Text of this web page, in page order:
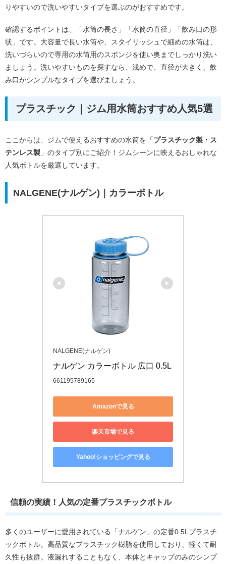
りやすいので洗いやすいタイプを選ぶのがおすすめです。
確認するポイントは、「水筒の長さ」「水筒の直径」「飲み口の形
状」です。大容量で長い水筒や、スタイリッシュで細めの水筒は、
洗いづらいので専用の水筒用のスポンジを使い奥までしっかり洗い
ましょう。洗いやすいものを探すなら、浅めで、直径が大きく、飲
み口がシンプルなタイプを選びましょう。
プラスチック｜ジム用水筒おすすめ人気5選
ここからは、ジムで使えるおすすめの水筒を「プラスチック製・ス
テンレス製 」のタイプ別にご紹介！ジムシーンに映えるおしゃれな
人気ボトルを厳選しています。
NALGENE(ナルゲン)｜カラーボトル
NALGENE(ナルゲン)
ナルゲン カラーボトル 広口 0.5L
661195789165
Amazonで見る
楽天市場で見る
Yahoo!ショッピングで見る
信頼の実績！人気の定番プラスチックボトル
多くのユーザーに愛用されている「ナルゲン」の定番0.5Lプラスチ
ックボトル。高品質なプラスチック樹脂を使用しており、軽くて耐
久性も抜群。液漏れすることもなく、本体とキャップのみのシンプ